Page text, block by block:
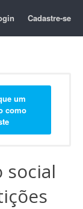
Cadastre-se
um
como
social